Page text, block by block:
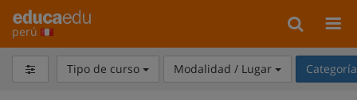
perú
Tipo de curso Modalidad / Lugar